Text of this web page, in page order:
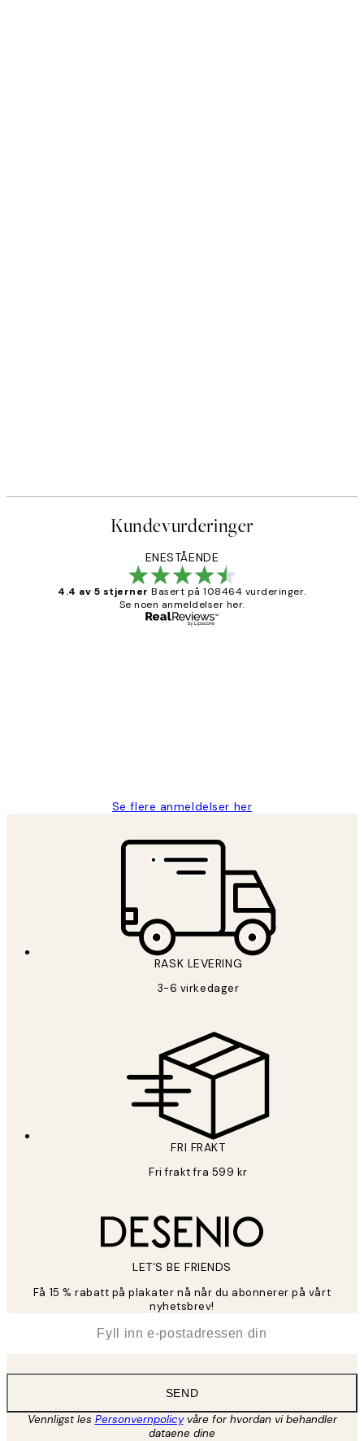
Kundevurderinger
ENESTÅENDE
4.4 av 5 stjerner Basert på 108464 vurderinger.
Se noen anmeldelser her.
Se flere anmeldelser her
RASK LEVERING
3-6 virkedager
FRI FRAKT
Fri frakt fra 599 kr
LET’S BE FRIENDS
Få 15 % rabatt på plakater nå når du abonnerer på vårt
nyhetsbrev!
SEND
Vennligst les Personvernpolicyvåre for hvordan vi behandler
dataene dine